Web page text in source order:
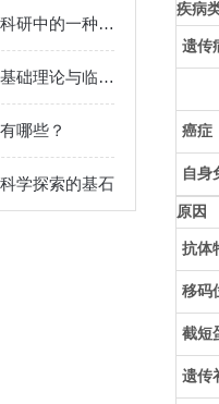
动物实验服务是生物科研中的一种重要工作方式
动物实验检测是连接基础理论与临床应用的重要桥梁
哪些？
学探索的基石
疾病
遗传
癌症
自身
原因
抗体
移码
截短
遗传